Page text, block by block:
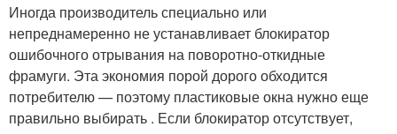
Иногда производитель специально или
непреднамеренно не устанавливает блокиратор
ошибочного отрывания на поворотно-откидные
фрамуги. Эта экономия порой дорого обходится
потребителю — поэтому пластиковые окна нужно еще
правильно выбирать . Если блокиратор отсутствует,